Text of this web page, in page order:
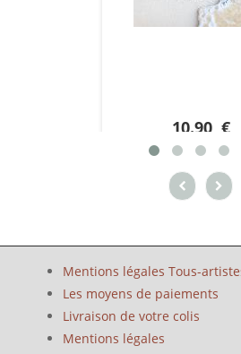
10.90 €
Mentions légales Tous-
Les moyens de paiements
Livraison de votre colis
Mentions légales